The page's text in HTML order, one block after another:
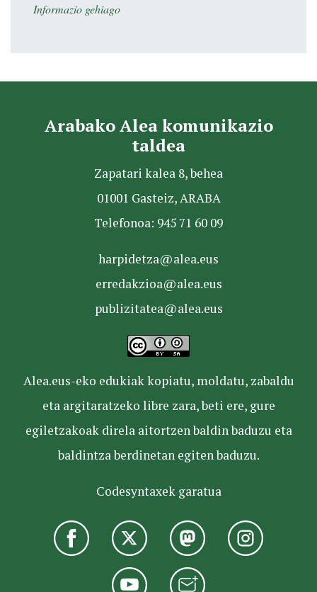
Informazio gehiago
Arabako Alea komunikazio
taldea
Zapatari kalea 8, behea
01001 Gasteiz, ARABA
Telefonoa: 945 71 60 09
harpidetza@alea.eus
erredakzioa@alea.eus
publizitatea@alea.eus
Alea.eus-eko edukiak kopiatu, moldatu, zabaldu
eta argitaratzeko libre zara, beti ere, gure
egiletzakoak direla aitortzen baldin baduzu eta
baldintza berdinetan egiten baduzu.
Codesyntaxek garatua